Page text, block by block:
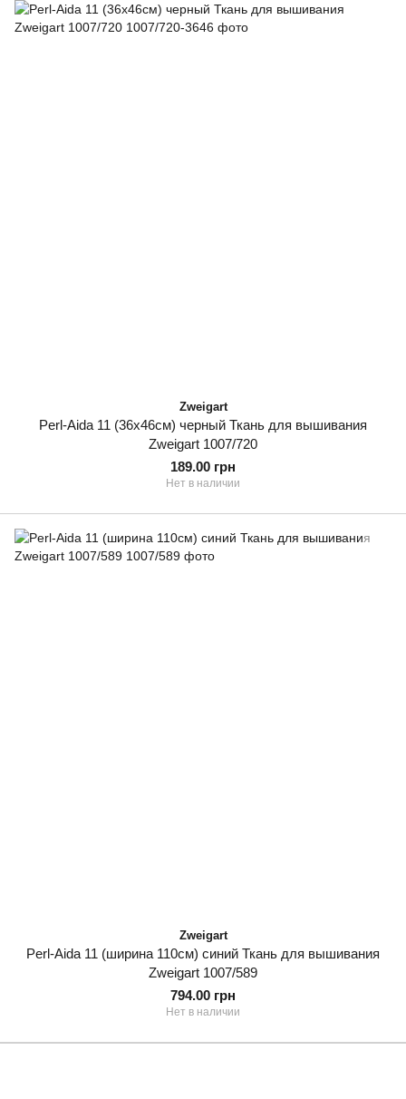
Zweigart
Perl-Aida 11 (36х46см) черный Ткань для вышивания
Zweigart 1007/720
189.00 грн
Нет в наличии
Zweigart
Perl-Aida 11 (ширина 110см) синий Ткань для вышивания
Zweigart 1007/589
794.00 грн
Нет в наличии